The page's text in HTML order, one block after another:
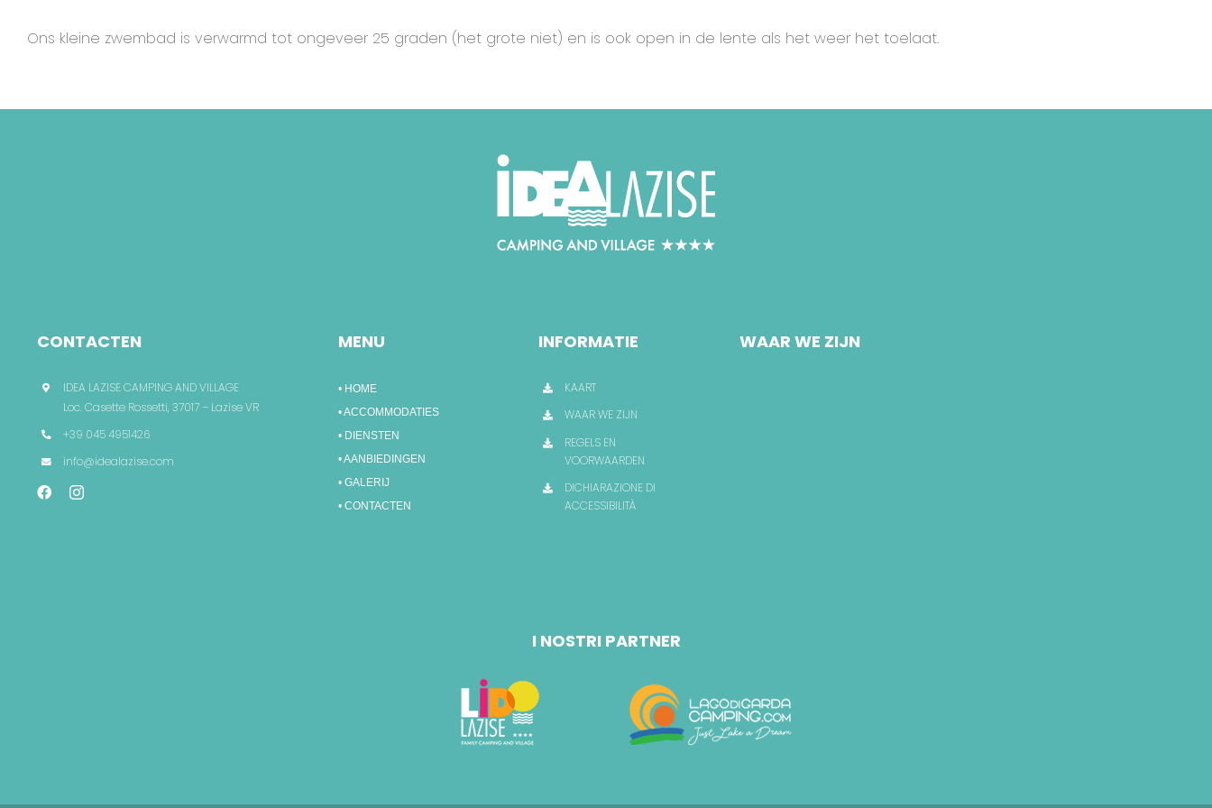
Ons kleine zwembad is verwarmd tot ongeveer 25 graden (het grote niet) en is ook open in de lente als het weer het toelaat.
CONTACTEN
IDEA LAZISE CAMPING AND VILLAGE
Loc. Casette Rossetti, 37017 – Lazise VR
+39 045 4951426
info@idealazise.com
MENU
• HOME
• ACCOMMODATIES
• DIENSTEN
• AANBIEDINGEN
• GALERIJ
• CONTACTEN
INFORMATIE
KAART
WAAR WE ZIJN
REGELS EN
VOORWAARDEN
DICHIARAZIONE DI
ACCESSIBILITÀ
WAAR WE ZIJN
I NOSTRI PARTNER